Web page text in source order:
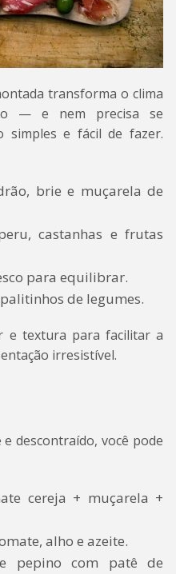
transforma o clima
— e nem precisa se
simples e fácil de fazer.
brie e muçarela de
castanhas e frutas
para equilibrar.
de legumes.
e textura para facilitar a
irresistível.
descontraído, você pode
cereja + muçarela +
alho e azeite.
pepino com patê de